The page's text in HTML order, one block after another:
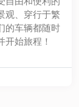
观、穿行于繁
的车辆都随时
始旅程！